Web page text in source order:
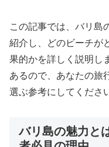
この記事では、バリ島
紹介し、どのビーチが
果的かを詳しく説明し
あるので、あなたの旅
選ぶ参考にしてくださ
バリ島の魅力と